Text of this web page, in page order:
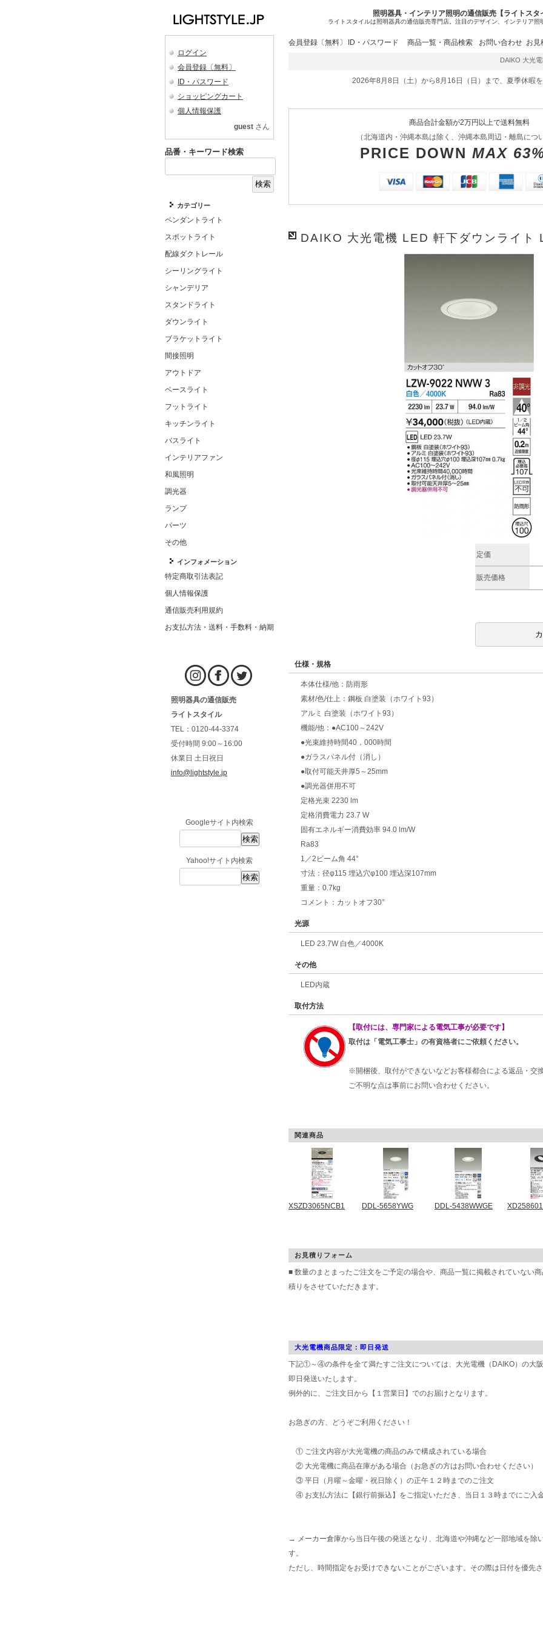
照明器具・インテリア照明の通信販売【ライトスタ
ライトスタイルは照明器具の通信販売専門店。注目のデザイン、インテリア照
ログイン
会員登録〔無料〕
ID・パスワード
ショッピングカート
個人情報保護
guest さん
品番・キーワード検索
カテゴリー
ペンダントライト
スポットライト
配線ダクトレール
シーリングライト
シャンデリア
スタンドライト
ダウンライト
ブラケットライト
間接照明
アウトドア
ベースライト
フットライト
キッチンライト
バスライト
インテリアファン
和風照明
調光器
ランプ
パーツ
その他
インフォメーション
特定商取引法表記
個人情報保護
通信販売利用規約
お支払方法・送料・手数料・納期
照明器具の通信販売
ライトスタイル
TEL：0120-44-3374
受付時間 9:00～16:00
休業日 土日祝日
info@lightstyle.jp
Googleサイト内検索
Yahoo!サイト内検索
会員登録〔無料〕 ID・パスワード 商品一覧・商品検索 お問い合わせ お見
DAIKO 大光電機
2026年8月8日（土）から8月16日（日）まで、夏季休暇
商品合計金額が2万円以上で送料無料
（北海道内・沖縄本島は除く、沖縄本島周辺・離島につ
PRICE DOWN MAX
DAIKO 大光電機 LED 軒下ダウンライト
定価
販売価格
仕様・規格
本体仕様/他：防雨形
素材/色/仕上：鋼板 白塗装（ホワイト93）
アルミ 白塗装（ホワイト93）
機能/他：●AC100～242V
●光束維持時間40，000時間
●ガラスパネル付（消し）
●取付可能天井厚5～25mm
●調光器併用不可
定格光束 2230 lm
定格消費電力 23.7 W
固有エネルギー消費効率 94.0 lm/W
Ra83
1／2ビーム角 44°
寸法：径φ115 埋込穴φ100 埋込深107mm
重量：0.7kg
コメント：カットオフ30°
光源
LED 23.7W 白色／4000K
その他
LED内蔵
取付方法
【取付には、専門家による電気工事が必要です】
取付は「電気工事士」の有資格者にご依頼ください。
※開梱後、取付ができないなどお客様都合による返品・交
ご不明な点は事前にお問い合わせください。
関連商品
XSZD3065NCB1 DDL-5658YWG DDL-5438WWGE
お見積りフォーム
■ 数量のまとまったご注文をご予定の場合や、商品一覧に掲載されていない
積りをさせていただきます。
大光電機商品限定：即日発送
下記①～④の条件を全て満たすご注文については、大光電機（DAIKO）の大阪
即日発送いたします。
例外的に、ご注文日から【１営業日】でのお届けとなります。
お急ぎの方、どうぞご利用ください！
① ご注文内容が大光電機の商品のみで構成されている場合
② 大光電機に商品在庫がある場合（お急ぎの方はお問い合わせください）
③ 平日（月曜～金曜・祝日除く）の正午１２時までのご注文
④ お支払方法に【銀行前振込】をご指定いただき、当日１３時までにご入
→ メーカー倉庫から当日午後の発送となり、北海道や沖縄など一部地域を除
す。
ただし、時間指定をお受けできないことがございます。その際は日付を優先さ